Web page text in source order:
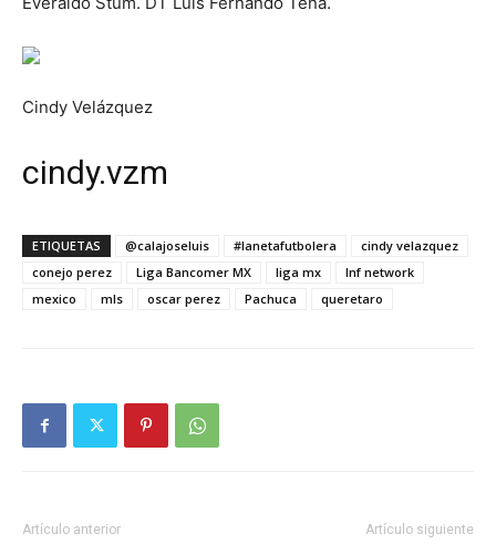
Cindy Velázquez
cindy.vzm
ETIQUETAS @calajoseluis #lanetafutbolera
cindy velazquez
conejo perez
Liga Bancomer MX liga mx
lnf network
mexico
mls oscar perez Pachuca queretaro
Artículo anterior Artículo siguiente